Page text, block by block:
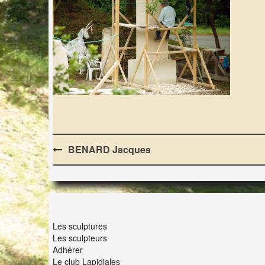
Post
navigation
BENARD Jacques
Les sculptures
Les sculpteurs
Adhérer
Le club Lapidiales